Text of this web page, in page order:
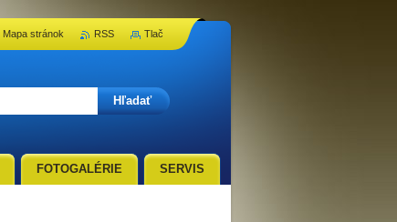
FOTOGALÉRIE SERVIS
Mapa stránok RSS Tlač